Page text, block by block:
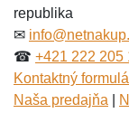
Meno:*
E-mail:*
republika
✉
☎ +421 222 205
Kontaktný
Naša predajňa